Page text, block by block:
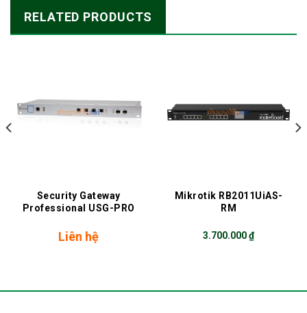
RELATED PRODUCTS
Security Gateway
Professional USG-PRO
Liên hệ
Mikrotik RB2011UiAS-
RM
3.700.000₫